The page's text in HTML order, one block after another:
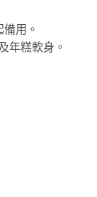
用。
年糕軟身。